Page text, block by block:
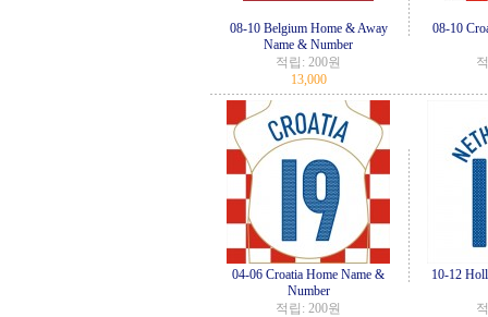
08-10 Belgium Home & Away
Name & Number
적립: 200원
13,000
08-10
04-06 Croatia Home Name &
Number
적립: 200원
10-12